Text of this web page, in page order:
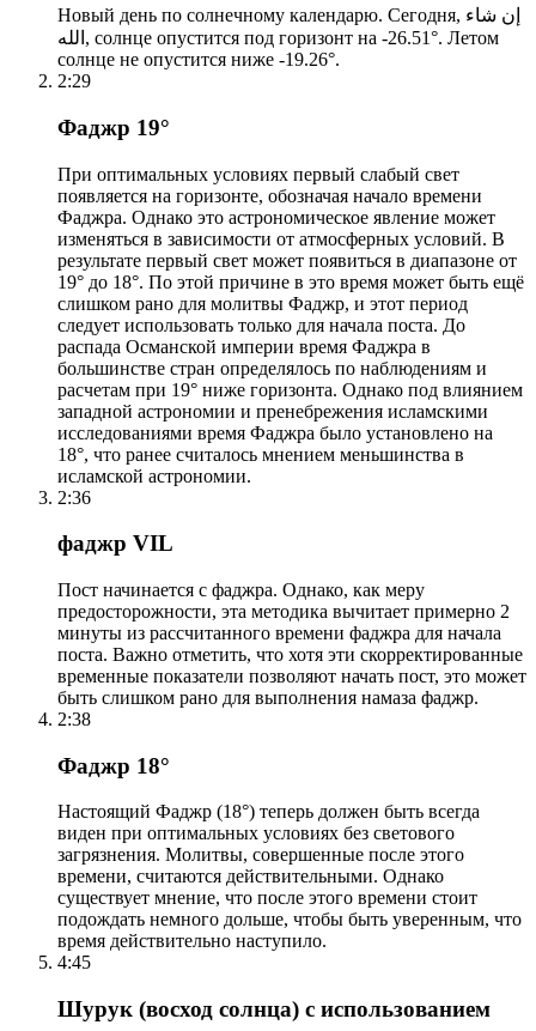
Новый день по солнечному календарю. Сегодня, إن شاء
الله, солнце опустится под горизонт на -26.51°. Летом
солнце не опустится ниже -19.26°.
2:29
Фаджр 19°
При оптимальных условиях первый слабый свет
появляется на горизонте, обозначая начало времени
Фаджра. Однако это астрономическое явление может
изменяться в зависимости от атмосферных условий. В
результате первый свет может появиться в диапазоне от
19° до 18°. По этой причине в это время может быть ещё
слишком рано для молитвы Фаджр, и этот период
следует использовать только для начала поста. До
распада Османской империи время Фаджра в
большинстве стран определялось по наблюдениям и
расчетам при 19° ниже горизонта. Однако под влиянием
западной астрономии и пренебрежения исламскими
исследованиями время Фаджра было установлено на
18°, что ранее считалось мнением меньшинства в
исламской астрономии.
2:36
фаджр VIL
Пост начинается с фаджра. Однако, как меру
предосторожности, эта методика вычитает примерно 2
минуты из рассчитанного времени фаджра для начала
поста. Важно отметить, что хотя эти скорректированные
временные показатели позволяют начать пост, это может
быть слишком рано для выполнения намаза фаджр.
2:38
Фаджр 18°
Настоящий Фаджр (18°) теперь должен быть всегда
виден при оптимальных условиях без светового
загрязнения. Молитвы, совершенные после этого
времени, считаются действительными. Однако
существует мнение, что после этого времени стоит
подождать немного дольше, чтобы быть уверенным, что
время действительно наступило.
4:45
Шурук (восход солнца) с использованием